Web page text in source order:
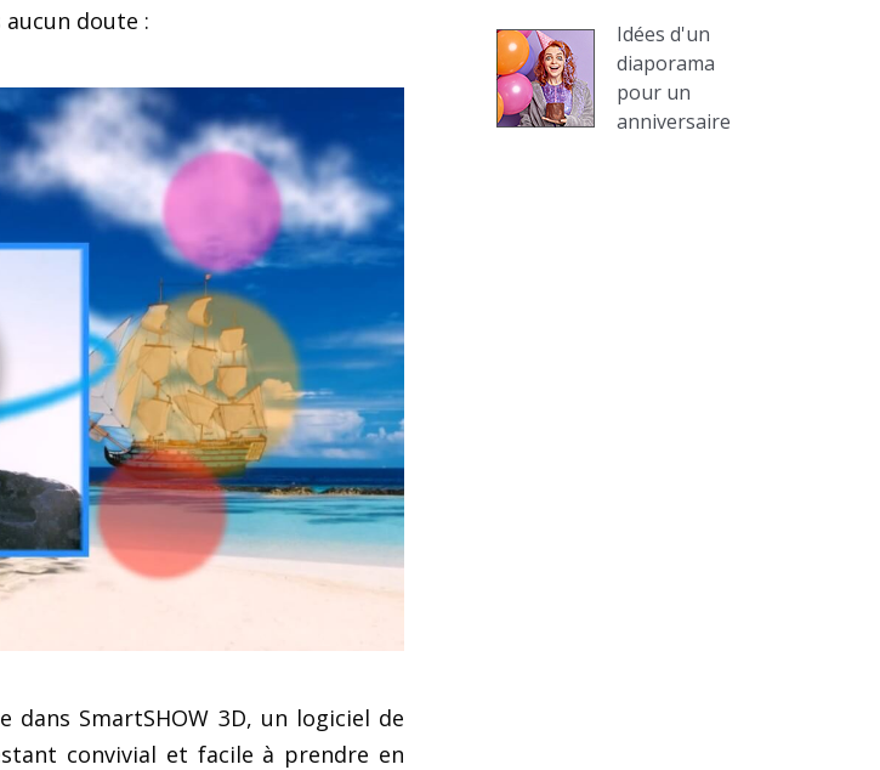
doute :
dans SmartSHOW 3D, un logiciel de
convivial et facile à prendre en
Idées d'un
diaporama
pour un
anniversaire